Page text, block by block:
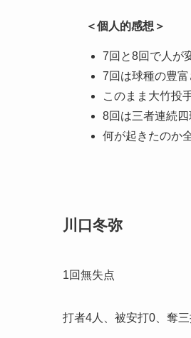
＜個人的感想＞
7回と8回で人が
7回は球種の豊
このまま大竹投
8回は三者連続
何が起きたのか
川口冬弥
1回無失点
打者4人、被安打0、奪